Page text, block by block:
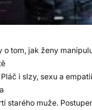
o tom, jak ženy
i slzy, sexu a
starého muže.